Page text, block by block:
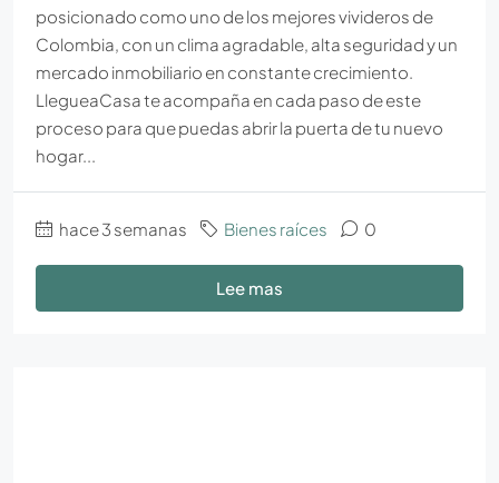
posicionado como uno de los mejores vivideros de
Colombia, con un clima agradable, alta seguridad y un
mercado inmobiliario en constante crecimiento.
LlegueaCasa te acompaña en cada paso de este
proceso para que puedas abrir la puerta de tu nuevo
hogar...
hace 3 semanas Bienes raíces 0
Lee mas